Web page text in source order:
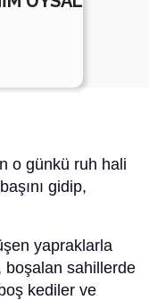
o günkü ruh hali
gidip,
yapraklarla
boşalan sahillerde
kediler ve